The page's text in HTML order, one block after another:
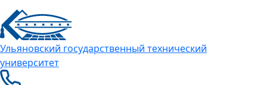
Ульяновский государственный технический
университет